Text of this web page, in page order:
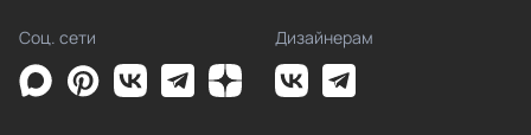
Соц. сети Дизайнерам